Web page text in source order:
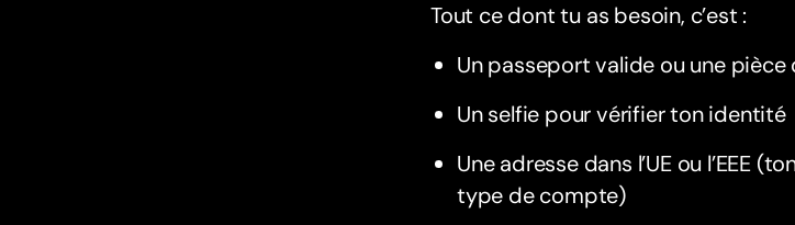
Tout ce dont tu as besoin, c’est :
Un passeport valide ou une pièce
Un selfie pour vérifier ton identité
Une adresse dans l’UE ou l’EEE
type de compte)